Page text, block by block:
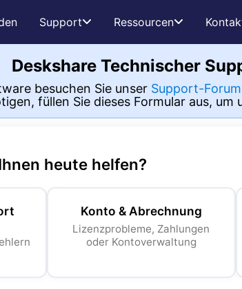
Support Ressourcen
Deskshare Technischer
besuchen Sie unser Support-Forum
füllen Sie dieses Formular aus,
heute helfen?
Konto & Abrechnung
Lizenzprobleme, Zahlungen
oder Kontoverwaltung